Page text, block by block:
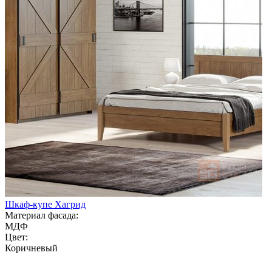
Шкаф-купе Хагрид
Материал фасада:
МДФ
Цвет:
Коричневый